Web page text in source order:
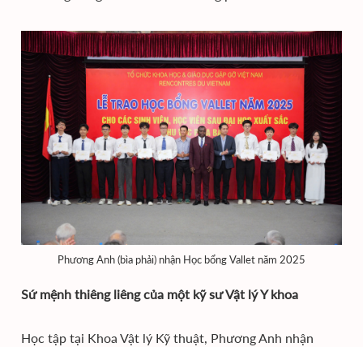
Phương Anh (bìa phải) nhận Học bổng Vallet năm 2025
Sứ mệnh thiêng liêng của một kỹ sư Vật lý Y khoa
Học tập tại Khoa Vật lý Kỹ thuật, Phương Anh nhận